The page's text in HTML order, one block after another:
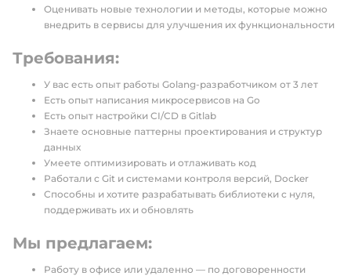
Оценивать новые технологии и методы, которые можно
внедрить в сервисы для улучшения их функциональности
Требования:
У вас есть опыт работы Golang-разработчиком от 3 лет
Есть опыт написания микросервисов на Go
Есть опыт настройки CI/CD в Gitlab
Знаете основные паттерны проектирования и структур
данных
Умеете оптимизировать и отлаживать код
Работали с Git и системами контроля версий, Docker
Способны и хотите разрабатывать библиотеки с нуля,
поддерживать их и обновлять
Мы предлагаем:
Работу в офисе или удаленно — по договоренности